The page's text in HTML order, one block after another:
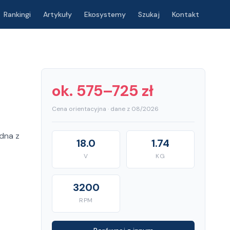
Rankingi Artykuły Ekosystemy Szukaj Kontakt
z
ok. 575–725 zł
Cena orientacyjna · dane z 08/2026
18.0
V
1.74
KG
3200
RPM